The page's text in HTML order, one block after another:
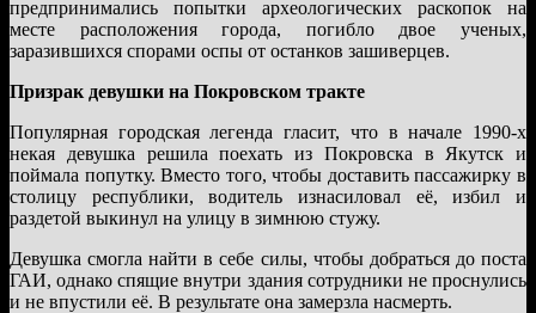
предпринимались попытки археологических раскопок на
месте расположения города, погибло двое ученых,
заразившихся спорами оспы от останков зашиверцев.
Призрак девушки на Покровском тракте
Популярная городская легенда гласит, что в начале 1990-х
некая девушка решила поехать из Покровска в Якутск и
поймала попутку. Вместо того, чтобы доставить пассажирку в
столицу республики, водитель изнасиловал её, избил и
раздетой выкинул на улицу в зимнюю стужу.
Девушка смогла найти в себе силы, чтобы добраться до поста
ГАИ, однако спящие внутри здания сотрудники не проснулись
и не впустили её. В результате она замерзла насмерть.